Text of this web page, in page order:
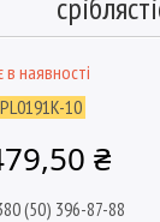
наявності
PL0191K-10
₴
(50) 396-87-88